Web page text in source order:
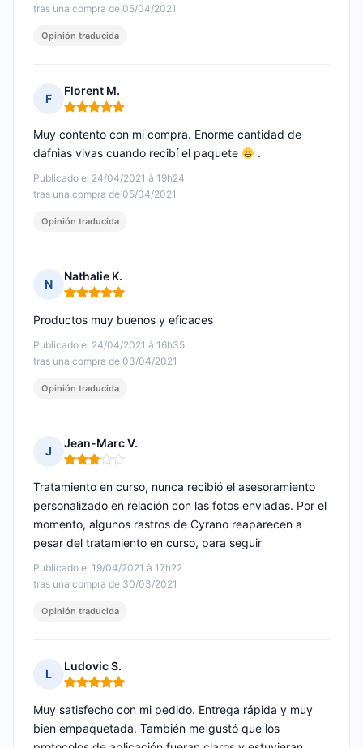
tras una compra de 05/04/2021
Opinión traducida
F
Florent M.
Nota: 5 de 5
Publicado el 24/04/2021 à 19h24
tras una compra de 05/04/2021
Muy contento con mi compra. Enorme cantidad de
dafnias vivas cuando recibí el paquete
.
Opinión traducida
N
Nathalie K.
Nota: 5 de 5
Publicado el 24/04/2021 à 16h35
tras una compra de 03/04/2021
Productos muy buenos y eficaces
Opinión traducida
J
Jean-Marc V.
Nota: 3 de 5
Publicado el 19/04/2021 à 17h22
tras una compra de 30/03/2021
Tratamiento en curso, nunca recibió el asesoramiento
personalizado en relación con las fotos enviadas. Por el
momento, algunos rastros de Cyrano reaparecen a
pesar del tratamiento en curso, para seguir
Opinión traducida
L
Ludovic S.
Nota: 5 de 5
Muy satisfecho con mi pedido. Entrega rápida y muy
bien empaquetada. También me gustó que los